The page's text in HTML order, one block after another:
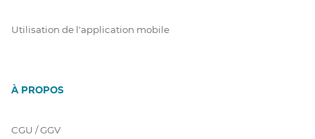
Utilisation de l'application mobile
À PROPOS
CGU / GGV